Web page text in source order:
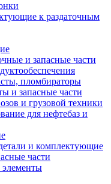
к раздаточным
и запасные части
пломбираторы
и запасные части
и грузовой техники
для нефтебаз и
и комплектующие
части